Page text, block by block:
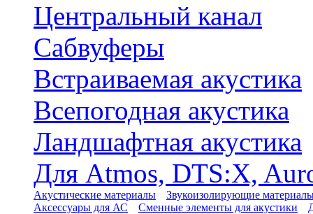
Центральный канал
Сабвуферы
Встраиваемая акустика
Всепогодная акустика
Ландшафтная акустика
Для Atmos, DTS:X,
Акустические материалы
Звукоизолирующие
Аксессуары для АС
Сменные элементы для акустики